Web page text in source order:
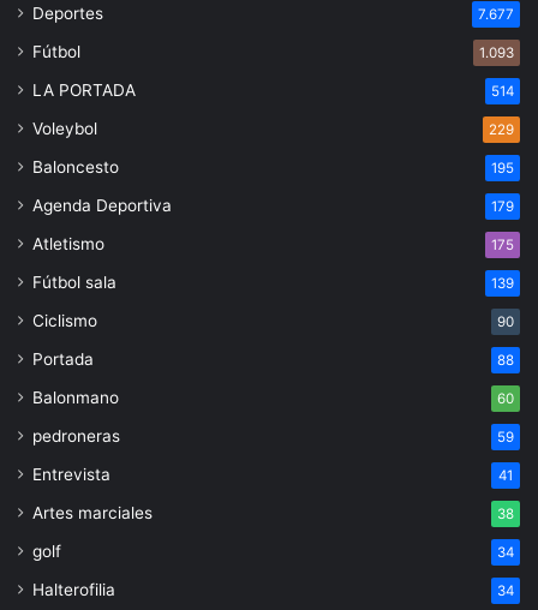
Deportes 7.677
Fútbol 1.093
LA PORTADA 514
Voleybol 229
Baloncesto 195
Agenda Deportiva 179
Atletismo 175
Fútbol sala 139
Ciclismo 90
Portada 88
Balonmano 60
pedroneras 59
Entrevista 41
Artes marciales 38
golf 34
Halterofilia 34